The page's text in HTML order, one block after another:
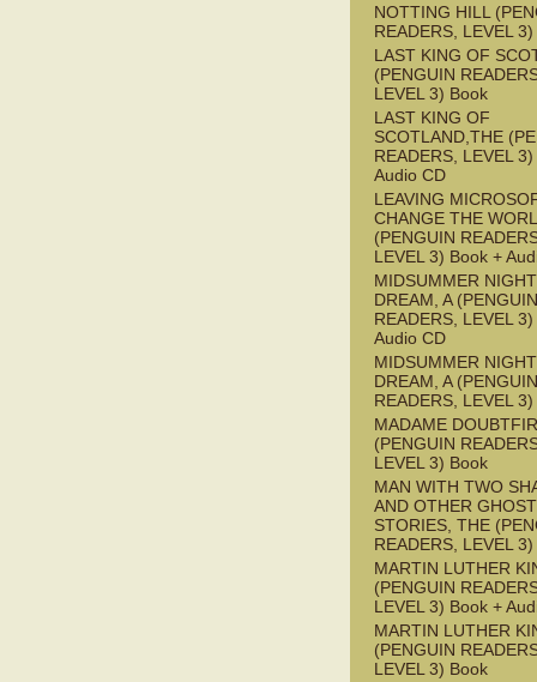
NOTTING HILL
READERS, LEVEL
LAST KING OF
(PENGUIN
LEVEL 3) Book
LAST KING OF
SCOTLAND,THE
READERS, LEVEL
Audio CD
LEAVING
CHANGE THE
(PENGUIN
LEVEL 3) Book +
MIDSUMMER
DREAM, A (PENGUIN
READERS, LEVEL
Audio CD
MIDSUMMER
DREAM, A (PENGUIN
READERS, LEVEL
MADAME
(PENGUIN
LEVEL 3) Book
MAN WITH TWO
AND OTHER GHOST
STORIES, THE
READERS, LEVEL
MARTIN LUTHER
(PENGUIN
LEVEL 3) Book +
MARTIN LUTHER
(PENGUIN
LEVEL 3) Book